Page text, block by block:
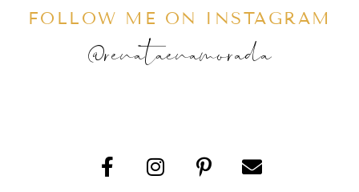
FOLLOW ME ON INSTAGRAM
@renataenamorada